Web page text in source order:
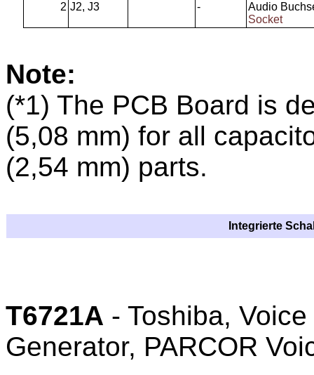
2 J2, J3 -
Audio
Socket
Note:
(*1) The PCB Board is
(5,08 mm) for all
(2,54 mm) parts.
Integrierte
T6721A - Toshiba,
Generator, PARCOR